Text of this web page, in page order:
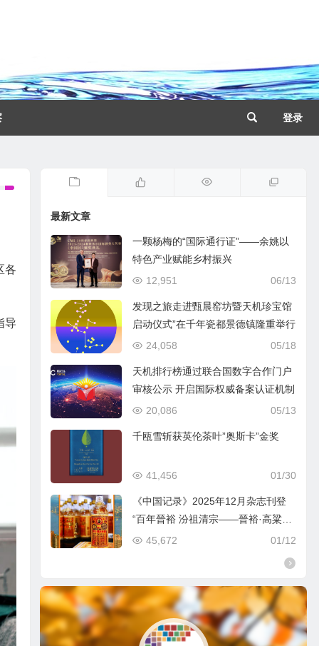
登录
各
导
最新文章
一颗杨梅的“国际通行证”——余姚以
特色产业赋能乡村振兴
06/13
12,951
发现之旅走进甄晨窑坊暨天机珍宝馆
启动仪式”在千年瓷都景德镇隆重举行
05/18
24,058
天机排行榜通过联合国数字合作门户
审核公示 开启国际权威备案认证机制
05/13
20,086
千瓯雪斩获英伦茶叶”奥斯卡”金奖
01/30
41,456
《中国记录》2025年12月杂志刊登
“百年晉裕 汾祖清宗——晉裕·高粱穗
商标品牌及晉裕汾酒公司”
01/12
45,672